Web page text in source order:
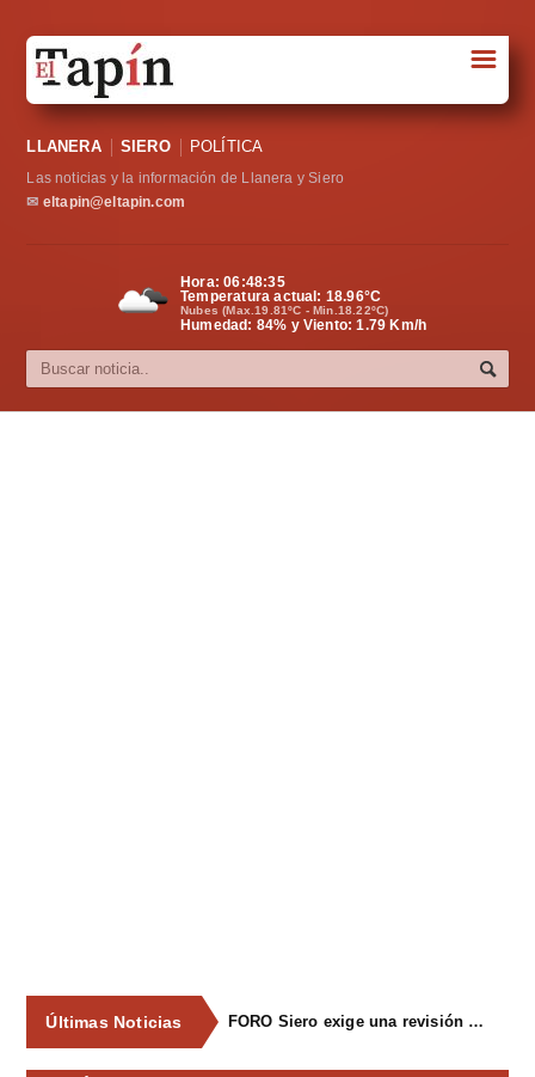
Sociedad
Política
Cultura
☰
LLANERA SIERO POLÍTICA
Las noticias y la información de Llanera y Siero
✉ eltapin@eltapin.com
Hora:06:48:35
Temperatura actual: 18.96°C
Nubes (Max.19.81ºC - Min.18.22ºC)
Humedad: 84% y Viento: 1.79 Km/h
Últimas Noticias FORO Siero exige una revisión integral del servicio de recogida de residuos para acabar con los contenedores desbordados y la imagen de abandono del concejo